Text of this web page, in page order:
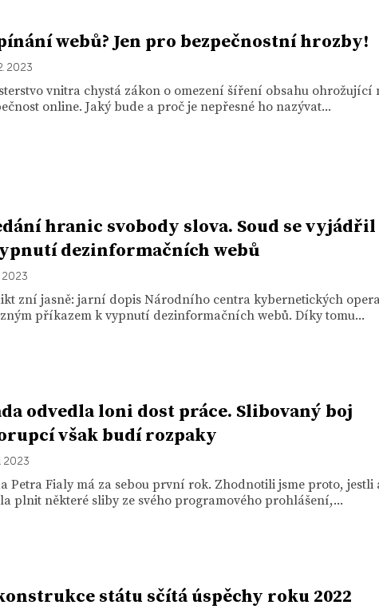
webů? Jen pro bezpečnostní hrozby!
2023
vnitra chystá zákon o omezení šíření obsahu ohrožující
online. Jaký bude a proč je nepřesné ho nazývat...
hranic svobody slova. Soud se vyjádřil
dezinformačních webů
2023
zní jasně: jarní dopis Národního centra kybernetických
příkazem k vypnutí dezinformačních webů. Díky tomu...
odvedla loni dost práce. Slibovaný boj
však budí rozpaky
2023
Petra Fialy má za sebou první rok. Zhodnotili jsme proto, jestli
plnit některé sliby ze svého programového prohlášení,...
státu sčítá úspěchy roku 2022